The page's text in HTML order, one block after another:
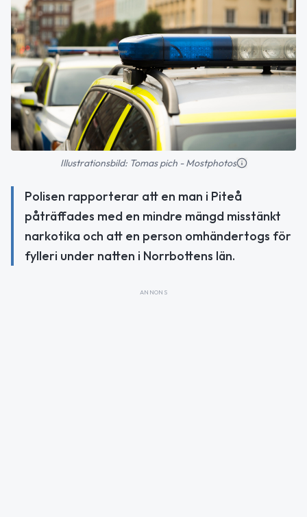
Illustrationsbild: Tomas pich - Mostphotos
Polisen rapporterar att en man i Piteå
påträffades med en mindre mängd misstänkt
narkotika och att en person omhändertogs för
fylleri under natten i Norrbottens län.
ANNONS